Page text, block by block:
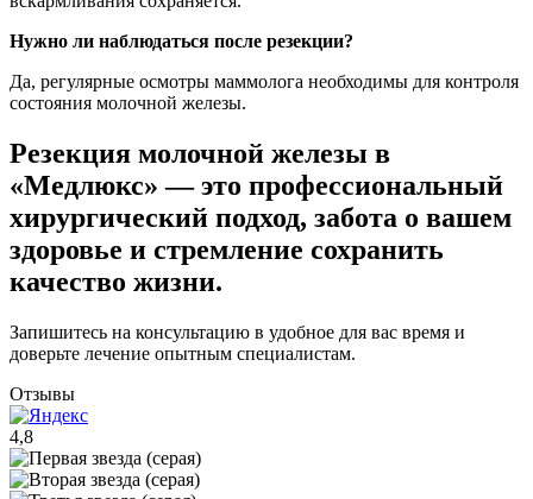
Нужно ли наблюдаться после резекции?
Да, регулярные осмотры маммолога необходимы для контроля
состояния молочной железы.
Резекция молочной железы в
«Медлюкс» — это профессиональный
хирургический подход, забота о вашем
здоровье и стремление сохранить
качество жизни.
Запишитесь на консультацию в удобное для вас время и
доверьте лечение опытным специалистам.
Отзывы
4,8